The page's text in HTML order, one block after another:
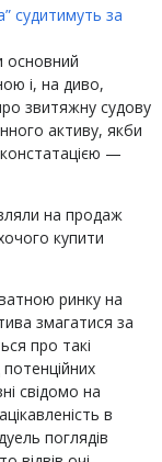
судитимуть за
основний
і, на диво,
звитяжну судову
активу, якби
—
на продаж
купити
ринку на
змагатися за
про такі
свідомо на
в
поглядів